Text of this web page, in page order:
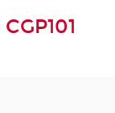
CGP101